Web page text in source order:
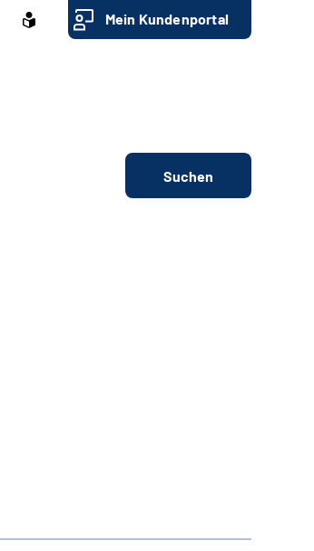
Mein Kundenportal
Suchen